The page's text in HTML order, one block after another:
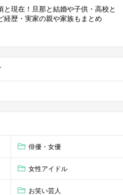
と現在！旦那と結婚や子供・高校と
経歴・実家の親や家族もまとめ
俳優・女優
女性アイドル
お笑い芸人